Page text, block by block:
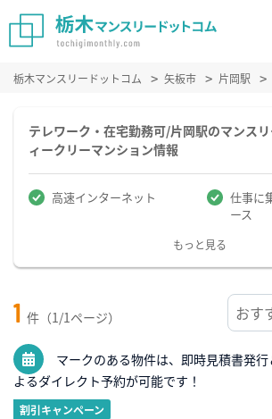
栃木マンスリードットコム 矢板市 片岡駅
テレワーク・在宅勤務可/片岡駅のマンス
ィークリーマンション情報
高速インターネット
仕事に
ース
もっと見る
1 件（1/1ページ）
マークのある物件は、即時見積書発
よるダイレクト予約が可能です！
割引キャンペーン